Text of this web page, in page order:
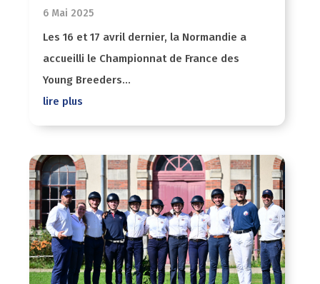
6 Mai 2025
Les 16 et 17 avril dernier, la Normandie a
accueilli le Championnat de France des
Young Breeders...
lire plus